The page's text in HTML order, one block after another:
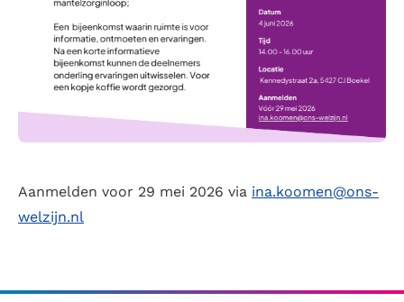
Aanmelden voor 29 mei 2026 via ina.koomen@ons-
welzijn.nl